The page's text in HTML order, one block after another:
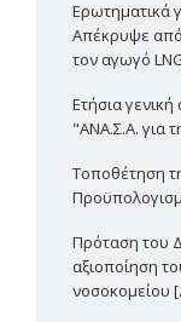
Ερωτηματικά
Απέκρυψε από
τον αγωγό
Ετήσια
"ΑΝΑ.Σ.Α. για
Τοποθέτηση
Πρόταση του
αξιοποίηση
νοσοκομείου